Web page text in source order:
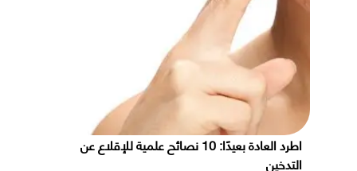
اطرد العادة بعيدًا: 10 نصائح علمية للإقلاع عن
التدخين